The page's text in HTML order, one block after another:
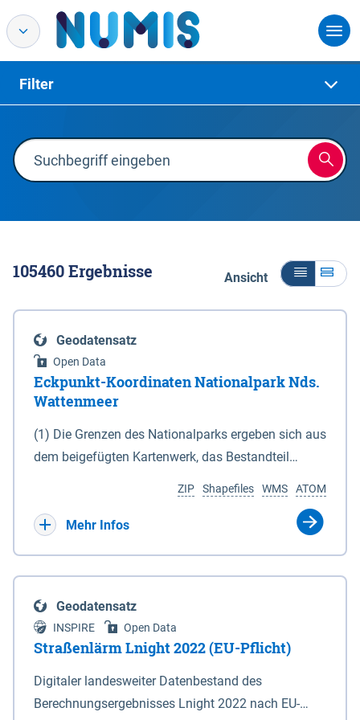
Filter
105460Ergebnisse Ansicht
Geodatensatz
Open Data
Eckpunkt-Koordinaten Nationalpark Nds.
Wattenmeer
(1) Die Grenzen des Nationalparks ergeben sich aus
dem beigefügten Kartenwerk, das Bestandteil
(DTK) im Maßstab 1 : 100 000 (Anlage 2), 2.
verkleinerte Amtliche Karte 1 : 5 000 (AK5) im
projizierte Koordinaten im Europäischen
Terrestrischen Referenzsystem 1989 (ETRS 89) mit
der Universalen Transversalen Mercator-Abbildung
bezogen auf die Zone 32 N (UTM 32N) dargestellt
(Anlage 4); Gleiches gilt für die geografischen
ATOM
WMS
Shapefiles
ZIP
Mehr Infos
Geodatensatz
INSPIRE Open Data
Straßenlärm Lnight 2022 (EU-Pflicht)
Digitaler landesweiter Datenbestand des
Berechnungsergebnisses Lnight 2022 nach EU-